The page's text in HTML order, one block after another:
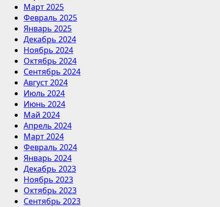
Март 2025
Февраль 2025
Январь 2025
Декабрь 2024
Ноябрь 2024
Октябрь 2024
Сентябрь 2024
Август 2024
Июль 2024
Июнь 2024
Май 2024
Апрель 2024
Март 2024
Февраль 2024
Январь 2024
Декабрь 2023
Ноябрь 2023
Октябрь 2023
Сентябрь 2023